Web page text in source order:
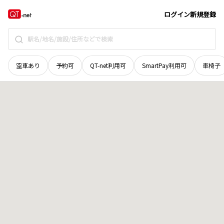
ログイン新規登録
空車あり 予約可 QT-net利用可 SmartPay利用可 車椅子
高知県